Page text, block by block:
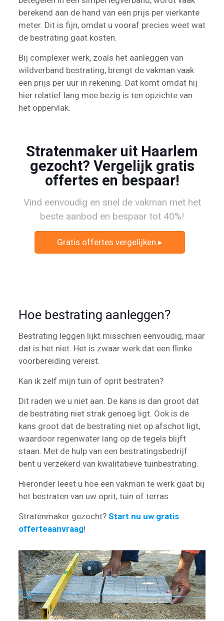
berekend aan de hand van een prijs per vierkante
meter. Dit is fijn, omdat u vooraf precies weet wat
de bestrating gaat kosten.
Bij complexer werk, zoals het aanleggen van
wildverband bestrating, brengt de vakman vaak
een prijs per uur in rekening. Dat komt omdat hij
hier relatief lang mee bezig is ten opzichte van
het oppervlak.
Stratenmaker uit Haarlem
gezocht? Vergelijk gratis
offertes en bespaar!
Vind eenvoudig en snel de vakman met het
beste aanbod en bespaar tot 40%!
Gratis offertes vergelijken ▸
Hoe bestrating aanleggen?
Bestrating leggen lijkt misschien eenvoudig, maar
dat is het niet. Het is zwaar werk dat een flinke
voorbereiding vereist.
Kan ik zelf mijn tuin of oprit bestraten?
Dit raden we u niet aan. De kans is dan groot dat
de bestrating niet strak genoeg ligt. Ook is de
kans groot dat de bestrating niet op afschot ligt,
waardoor regenwater lang op de tegels blijft
staan. Met de hulp van een bestratingsbedrijf
bent u verzekerd van kwalitatieve tuinbestrating.
Hieronder leest u hoe een vakman te werk gaat bij
het bestraten van uw oprit, tuin of terras.
Stratenmaker gezocht? Start nu uw gratis
offerteaanvraag!